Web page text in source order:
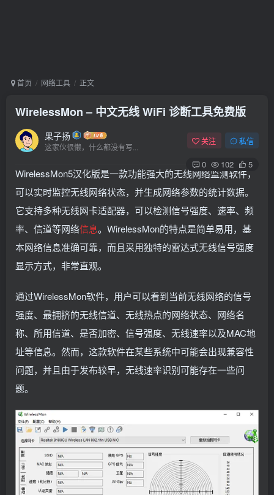
首页 网络工具 正文
WirelessMon – 中文无线 WiFi 诊断工具免费版
果子扬
这家伙很懒，什么都没有写...
关注 私信
0 102 5
WirelessMon5汉化版是一款功能强大的无线网络监测软件，
可以实时监控无线网络状态，并生成网络参数的统计数据。
它支持多种无线网卡适配器，可以检测信号强度、速率、频
率、信道等网络信息。WirelessMon的特点是简单易用，基
本网络信息准确可靠，而且采用独特的雷达式无线信号强度
显示方式，非常直观。
通过WirelessMon软件，用户可以看到当前无线网络的信号
强度、最拥挤的无线信道、无线热点的网络状态、网络名
称、所用信道、是否加密、信号强度、无线速率以及MAC地
址等信息。然而，这款软件在某些系统中可能会出现兼容性
问题，并且由于发布较早，无线速率识别可能存在一些问
题。